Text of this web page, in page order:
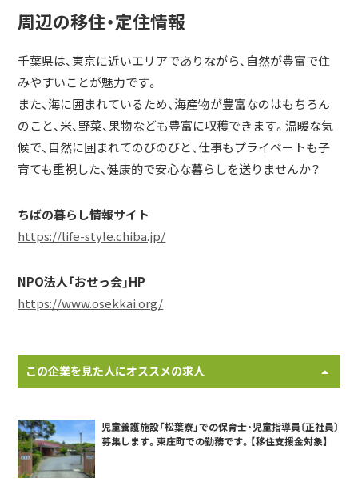
周辺の移住・定住情報
千葉県は、東京に近いエリアでありながら、自然が豊富で住
みやすいことが魅力です。
また、海に囲まれているため、海産物が豊富なのはもちろん
のこと、米、野菜、果物なども豊富に収穫できます。温暖な気
候で、自然に囲まれてのびのびと、仕事もプライベートも子
育ても重視した、健康的で安心な暮らしを送りませんか？
ちばの暮らし情報サイト
https://life-style.chiba.jp/
NPO法人「おせっ会」HP
https://www.osekkai.org/
この企業を見た人にオススメの求人
児童養護施設「松葉寮」での保育士・児童指導員〔正社員〕
募集します。東庄町での勤務です。【移住支援金対象】